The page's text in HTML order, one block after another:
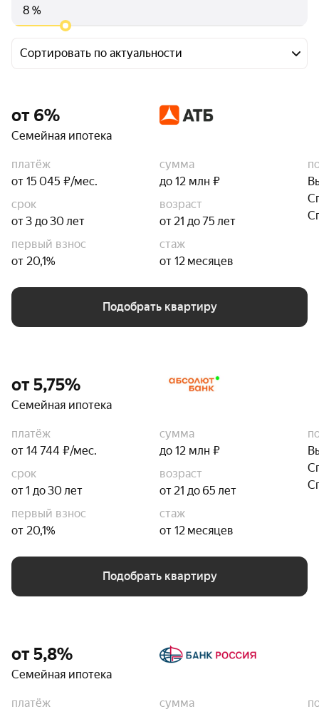
%
Сортировать по актуальности
от 6%
Семейная ипотека
платёж
от 15 045 ₽/мес.
сумма
до 12 млн ₽
срок
от 3 до 30 лет
возраст
от 21 до 75 лет
первый взнос
от 20,1%
стаж
от 12 месяцев
Подобрать квартиру
от 5,75%
Семейная ипотека
платёж
от 14 744 ₽/мес.
сумма
до 12 млн ₽
срок
от 1 до 30 лет
возраст
от 21 до 65 лет
первый взнос
от 20,1%
стаж
от 12 месяцев
Подобрать квартиру
от 5,8%
Семейная ипотека
платёж
сумма